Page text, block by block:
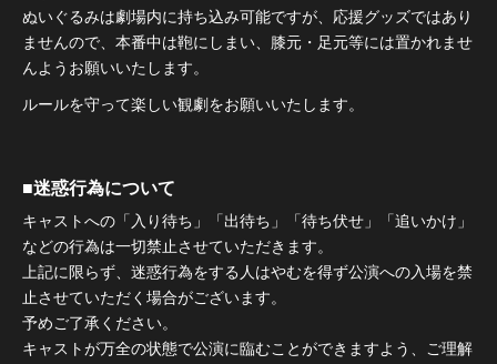
ぬいぐるみは劇場内に持ち込み可能ですが、応援グッズではあり
ませんので、本番中は鞄にしまい、膝元・足元等には置かれませ
んようお願いいたします。
ルールを守って楽しい観劇をお願いいたします。
■迷惑行為について
キャストへの「入り待ち」「出待ち」「待ち伏せ」「追いかけ」
などの行為は一切禁止させていただきます。
上記に限らず、迷惑行為をする人はやむを得ず公演への入場を禁
止させていただく場合がございます。
予めご了承ください。
キャストが万全の状態で公演に臨むことができますよう、ご理解